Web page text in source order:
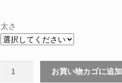
太さ
お買い物カゴに追加